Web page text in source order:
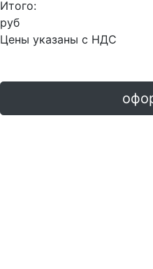
Итого:
руб
Цены указаны с НДС